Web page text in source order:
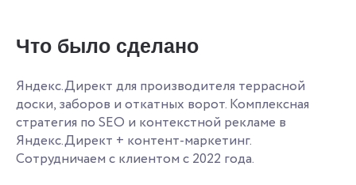
Что было сделано
Яндекс.Директ для производителя террасной
доски, заборов и откатных ворот. Комплексная
стратегия по SEO и контекстной рекламе в
Яндекс.Директ + контент-маркетинг.
Сотрудничаем с клиентом с 2022 года.